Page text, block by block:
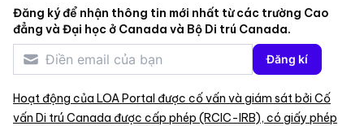
Đăng ký để nhận thông tin mới nhất từ các trường Cao
đẳng và Đại học ở Canada và Bộ Di trú Canada.
Đăng kí
Hoạt động của LOA Portal được cố vấn và giám sát bởi Cố
vấn Di trú Canada được cấp phép (RCIC-IRB), có giấy phép